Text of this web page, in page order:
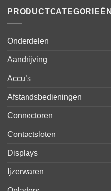
PRODUCTCATEGORIEËN
Onderdelen
Aandrijving
Accu’s
Afstandsbedieningen
Connectoren
Contactsloten
Displays
Ijzerwaren